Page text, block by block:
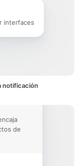
interfaces
notificación
de